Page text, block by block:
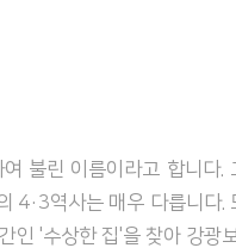
불린 이름이라고 합니다.
4·3역사는 매우 다릅니다.
인 '수상한 집'을 찾아 강광